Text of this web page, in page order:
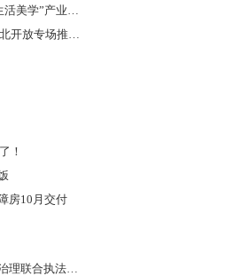
新发展分享会举行
场推介会举行
！
房10月交付
联合执法行动